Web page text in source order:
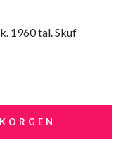
1960 tal. Skuf